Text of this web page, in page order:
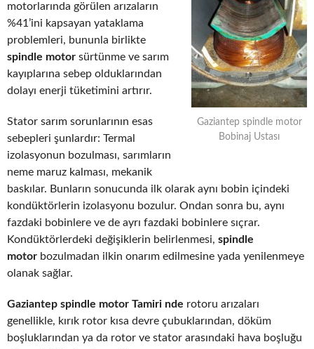
Gaziantep spindle motor
Bobinaj Ustası
motorlarında görülen arızaların
%41’ini kapsayan yataklama
problemleri, bununla birlikte
spindle motor sürtünme ve sarım
kayıplarına sebep olduklarından
dolayı enerji tüketimini artırır.
Stator sarım sorunlarının esas
sebepleri şunlardır: Termal
izolasyonun bozulması, sarımların
neme maruz kalması, mekanik
baskılar. Bunların sonucunda ilk olarak aynı bobin içindeki
kondüktörlerin izolasyonu bozulur. Ondan sonra bu, aynı
fazdaki bobinlere ve de ayrı fazdaki bobinlere sıçrar.
Kondüktörlerdeki değişiklerin belirlenmesi, spindle
motor bozulmadan ilkin onarım edilmesine yada yenilenmeye
olanak sağlar.
Gaziantep spindle motor Tamiri nde rotoru arızaları
genellikle, kırık rotor kısa devre çubuklarından, döküm
boşluklarından ya da rotor ve stator arasındaki hava boşluğu